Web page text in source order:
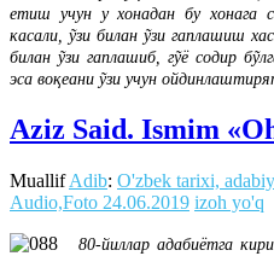
етиш учун у хонадан бу хонага
касали, ỹзи билан ỹзи гаплашиш
билан ỹзи гаплашиб, гỹё содир
эса воқеани ỹзи учун
Aziz Said. Ismim
MuallifAdib: O'zbek tarixi,
Audio,Foto 24.06.2019 izoh yo'q
80-йиллар адабиётга